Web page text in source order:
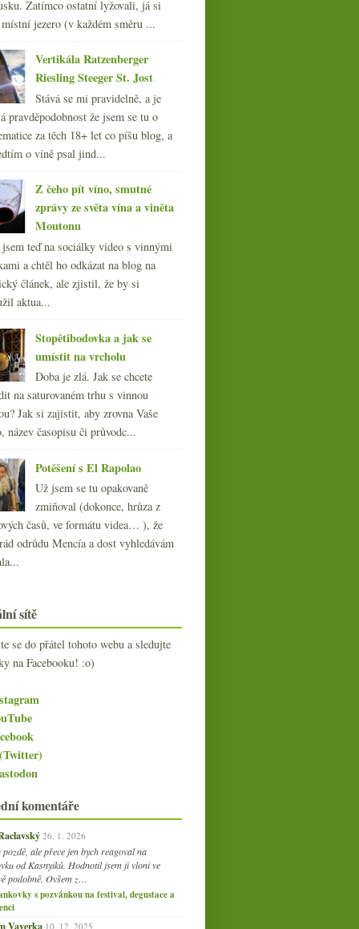
Zatímco ostatní lyžovali, já si
jezero (v každém směru ...
Vertikála Ratzenberger
Riesling Steeger St. Jost
Stává se mi pravidelně, a je
pravděpodobnost že jsem se tu o
za těch 18+ let co píšu blog, a
o víně psal jind...
Z čeho pít víno, smutné
zprávy ze světa vína a viněta
Moutonu
teď na sociálky video s vinnými
a chtěl ho odkázat na blog na
článek, ale zjistil, že by si
aktua...
Stopětibodovka a jak se
umístit na vrcholu
Doba je zlá. Jak se chcete
na saturovaném trhu s vinnou
Jak si zajistit, aby zrovna Vaše
název časopisu či průvodc...
Potěšení s El Rapolao
Už jsem se tu opakovaně
zmiňoval (dokonce, hrůza z
časů, ve formátu videa… ), že
odrůdu Mencía a dost vyhledávám
sítě
se do přátel tohoto webu a sledujte
na Facebooku! :o)
komentáře
26. 1. 2026
ale přece jen bych reagoval na
od Kasnyiků. Hodnotil jsem ji vloni ve
podobně. Ovšem z…
s pozvánkou na festival, degustace a
Vaverka 10. 12. 2025